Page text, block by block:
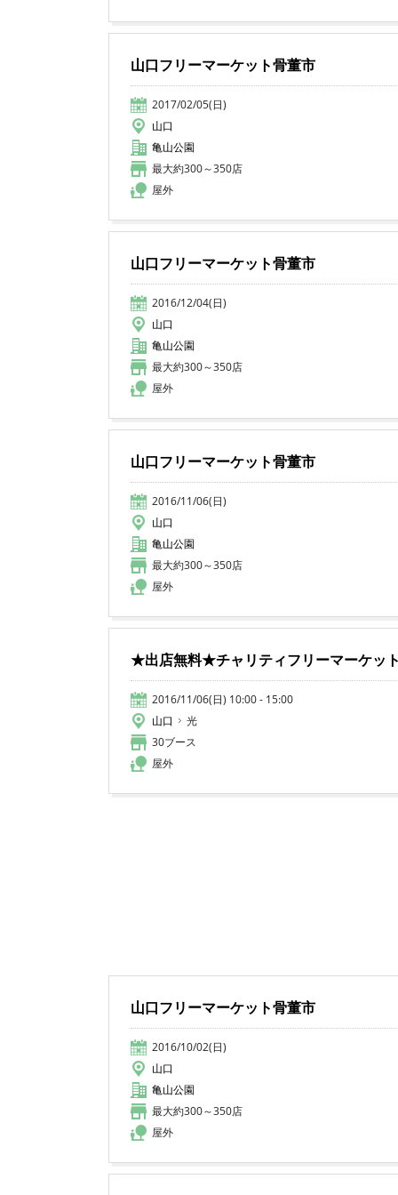
山口フリーマーケット骨董市
2017/02/05(日)
山口
亀山公園
最大約300～350店
屋外
山口フリーマーケット骨董市
2016/12/04(日)
山口
亀山公園
最大約300～350店
屋外
山口フリーマーケット骨董市
2016/11/06(日)
山口
亀山公園
最大約300～350店
屋外
★出店無料★チャリティフリーマーケッ
2016/11/06(日) 10:00 - 15:00
山口
光
30ブース
屋外
山口フリーマーケット骨董市
2016/10/02(日)
山口
亀山公園
最大約300～350店
屋外